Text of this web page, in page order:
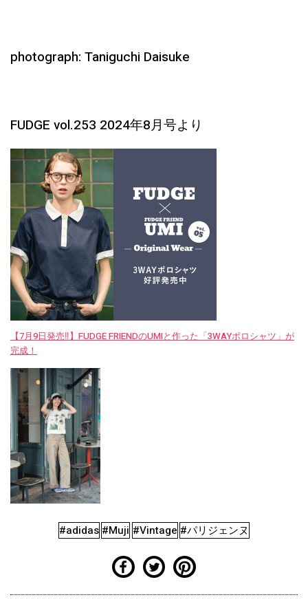
photograph: Taniguchi Daisuke
FUDGE vol.253 2024年8月号より
【7月9日発売‼︎】FUDGE FRIENDのUMIと作った「3WAYポロシャツ」が
完成！
#adidas #Muji #Vintage #パリジェンヌ